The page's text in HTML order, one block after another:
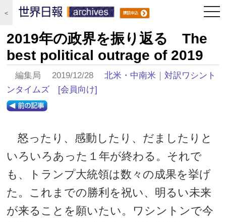
＜
2019年の政界を振り返る The
best political outrage of 2019
編集局 2019/12/28北米・中南米 ｜対訳ワシント
ンタイムズ
[会員向け]
怒ったり、感動したり、だましたりと
いろいろあった１年が終わる。それで
も、トランプ大統領は数々の成果を挙げ
た。これまでの勝利を祝い、明るい未来
が来ることを願いたい。ワシントンで今